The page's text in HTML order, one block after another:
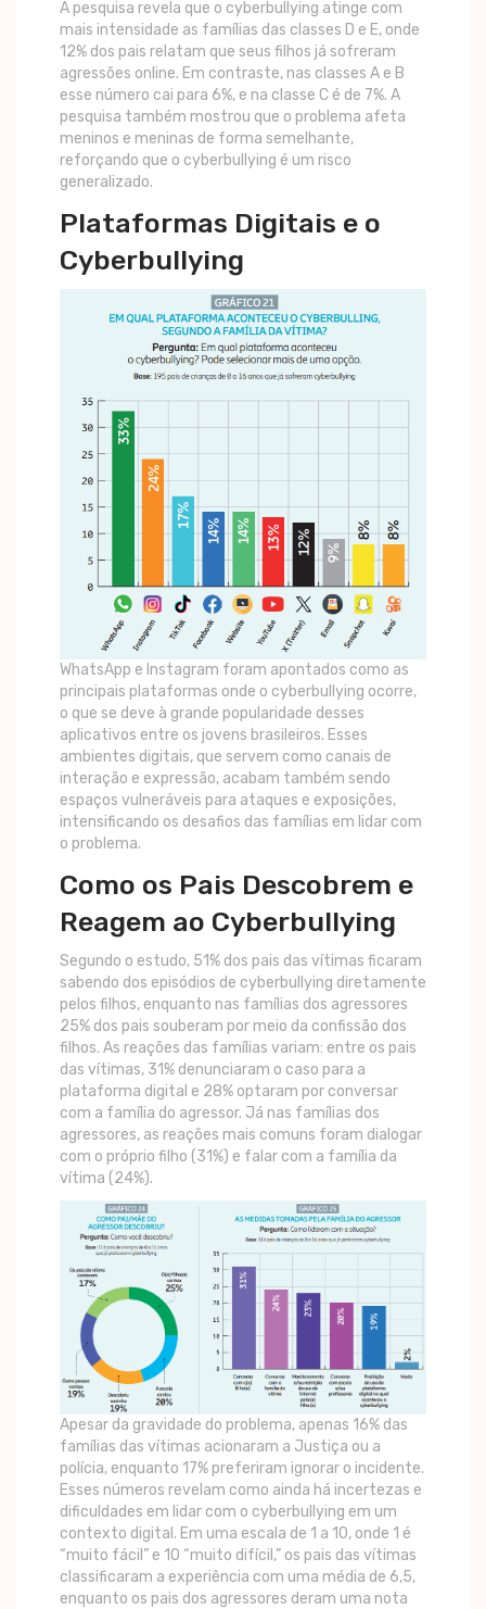
A pesquisa revela que o cyberbullying atinge com
mais intensidade as famílias das classes D e E, onde
12% dos pais relatam que seus filhos já sofreram
agressões online. Em contraste, nas classes A e B
esse número cai para 6%, e na classe C é de 7%. A
pesquisa também mostrou que o problema afeta
meninos e meninas de forma semelhante,
reforçando que o cyberbullying é um risco
generalizado.
Plataformas Digitais e o
Cyberbullying
WhatsApp e Instagram foram apontados como as
principais plataformas onde o cyberbullying ocorre,
o que se deve à grande popularidade desses
aplicativos entre os jovens brasileiros. Esses
ambientes digitais, que servem como canais de
interação e expressão, acabam também sendo
espaços vulneráveis para ataques e exposições,
intensificando os desafios das famílias em lidar com
o problema.
Como os Pais Descobrem e
Reagem ao Cyberbullying
Segundo o estudo, 51% dos pais das vítimas ficaram
sabendo dos episódios de cyberbullying diretamente
pelos filhos, enquanto nas famílias dos agressores
25% dos pais souberam por meio da confissão dos
filhos. As reações das famílias variam: entre os pais
das vítimas, 31% denunciaram o caso para a
plataforma digital e 28% optaram por conversar
com a família do agressor. Já nas famílias dos
agressores, as reações mais comuns foram dialogar
com o próprio filho (31%) e falar com a família da
vítima (24%).
Apesar da gravidade do problema, apenas 16% das
famílias das vítimas acionaram a Justiça ou a
polícia, enquanto 17% preferiram ignorar o incidente.
Esses números revelam como ainda há incertezas e
dificuldades em lidar com o cyberbullying em um
contexto digital. Em uma escala de 1 a 10, onde 1 é
“muito fácil” e 10 “muito difícil,” os pais das vítimas
classificaram a experiência com uma média de 6,5,
enquanto os pais dos agressores deram uma nota